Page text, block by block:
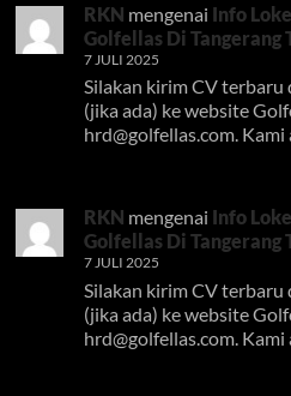
RKN mengenai Info
Golfellas Di Tangerang
7 JULI 2025
Silakan kirim CV
(jika ada) ke website
hrd@golfellas.com. Kami
RKN mengenai Info
Golfellas Di Tangerang
7 JULI 2025
Silakan kirim CV
(jika ada) ke website
hrd@golfellas.com. Kami